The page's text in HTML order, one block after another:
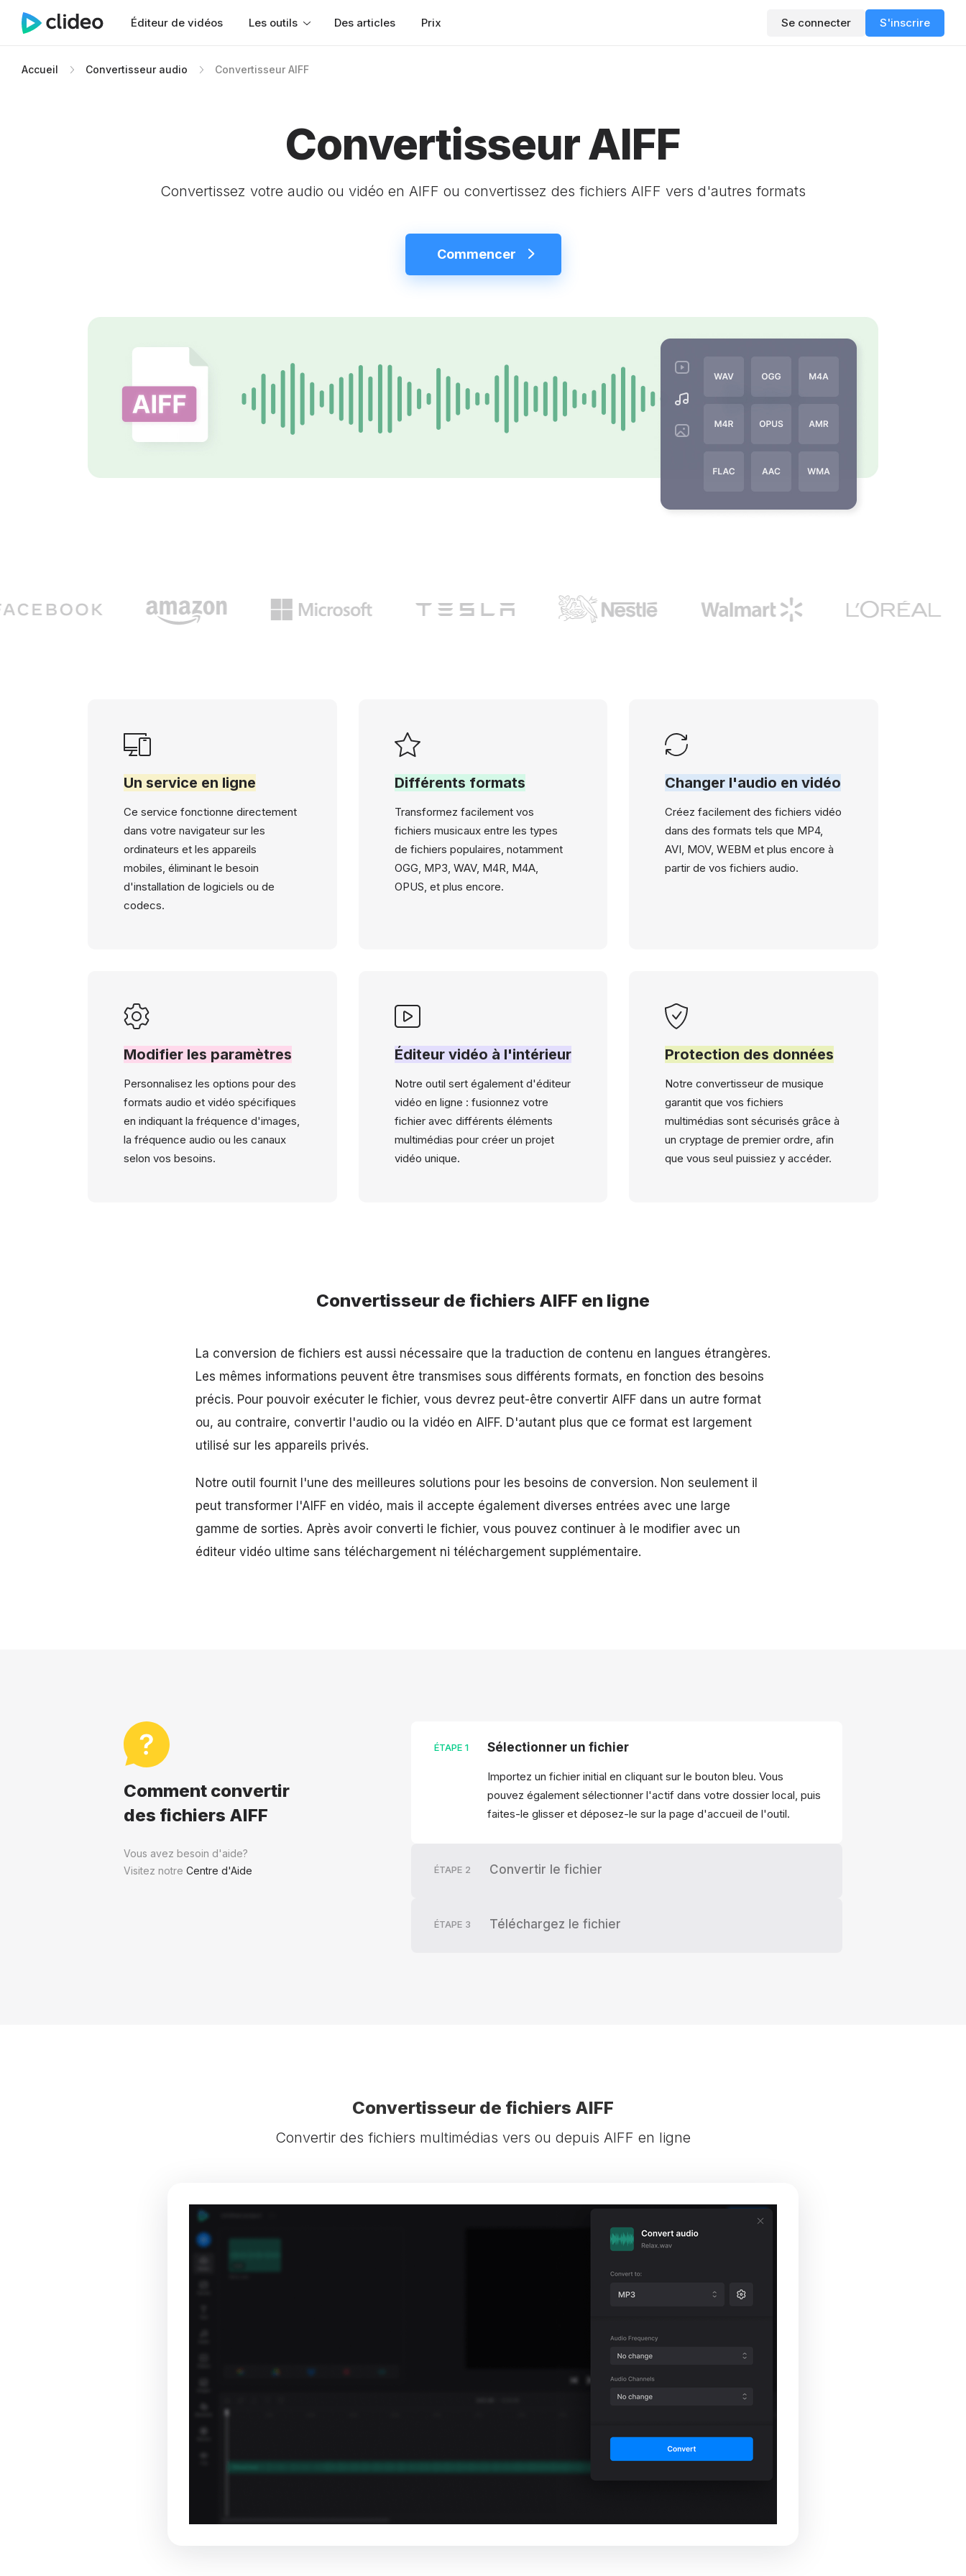
Éditeur de vidéos Les outils Des articles Prix Se connecter S'inscrire
Accueil Convertisseur audio Convertisseur AIFF
Convertisseur AIFF
Convertissez votre audio ou vidéo en AIFF ou convertissez des fichiers AIFF vers d'autres formats
Commencer
Un service en ligne
Ce service fonctionne directement
dans votre navigateur sur les
ordinateurs et les appareils
mobiles, éliminant le besoin
d'installation de logiciels ou de
codecs.
Différents formats
Transformez facilement vos
fichiers musicaux entre les types
de fichiers populaires, notamment
OGG, MP3, WAV, M4R, M4A,
OPUS, et plus encore.
Changer l'audio en vidéo
Créez facilement des fichiers vidéo
dans des formats tels que MP4,
AVI, MOV, WEBM et plus encore à
partir de vos fichiers audio.
Modifier les paramètres
Personnalisez les options pour des
formats audio et vidéo spécifiques
en indiquant la fréquence d'images,
la fréquence audio ou les canaux
selon vos besoins.
Éditeur vidéo à l'intérieur
Notre outil sert également d'éditeur
vidéo en ligne : fusionnez votre
fichier avec différents éléments
multimédias pour créer un projet
vidéo unique.
Protection des données
Notre convertisseur de musique
garantit que vos fichiers
multimédias sont sécurisés grâce à
un cryptage de premier ordre, afin
que vous seul puissiez y accéder.
Convertisseur de fichiers AIFF en ligne
La conversion de fichiers est aussi nécessaire que la traduction de contenu en langues étrangères.
Les mêmes informations peuvent être transmises sous différents formats, en fonction des besoins
précis. Pour pouvoir exécuter le fichier, vous devrez peut-être convertir AIFF dans un autre format
ou, au contraire, convertir l'audio ou la vidéo en AIFF. D'autant plus que ce format est largement
utilisé sur les appareils privés.
Notre outil fournit l'une des meilleures solutions pour les besoins de conversion. Non seulement il
peut transformer l'AIFF en vidéo, mais il accepte également diverses entrées avec une large
gamme de sorties. Après avoir converti le fichier, vous pouvez continuer à le modifier avec un
éditeur vidéo ultime sans téléchargement ni téléchargement supplémentaire.
Comment convertir
des fichiers AIFF
Vous avez besoin d'aide?
Visitez notre Centre d'Aide
ÉTAPE 1 Sélectionner un fichier
Importez un fichier initial en cliquant sur le bouton bleu. Vous
pouvez également sélectionner l'actif dans votre dossier local, puis
faites-le glisser et déposez-le sur la page d'accueil de l'outil.
ÉTAPE 2 Convertir le fichier
ÉTAPE 3 Téléchargez le fichier
Convertisseur de fichiers AIFF
Convertir des fichiers multimédias vers ou depuis AIFF en ligne